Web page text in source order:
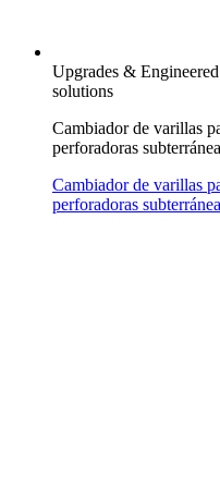
Upgrades & Engineered
solutions
Cambiador de varillas
perforadoras
Cambiador de varillas
perforadoras